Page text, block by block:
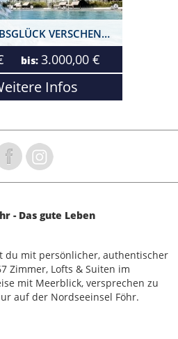
PURES URLAUBSGLÜCK VERSCHENKEN!
bis: 3.000,00 €
Infos
- Das gute Leben
du mit persönlicher, authentischer
Zimmer, Lofts & Suiten im
mit Meerblick, versprechen zu
auf der Nordseeinsel Föhr.